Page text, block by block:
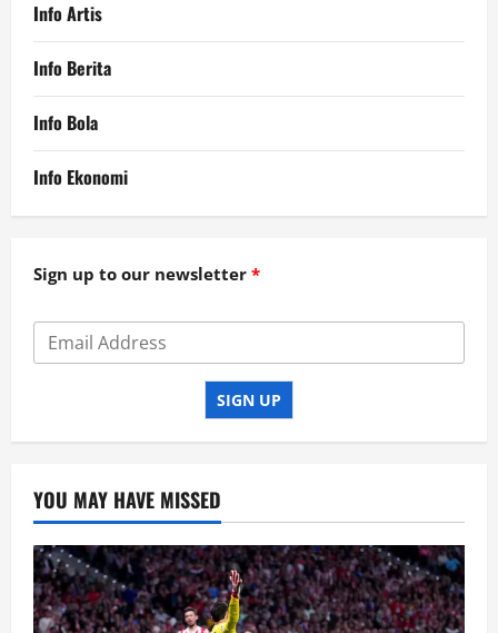
Info Artis
Info Berita
Info Bola
Info Ekonomi
Sign up to our newsletter
SIGN UP
YOU MAY HAVE MISSED